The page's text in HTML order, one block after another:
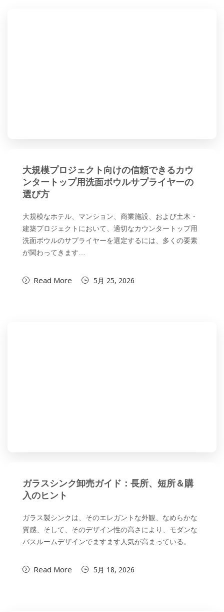
大規模プロジェクト向けの信頼できるカウ
ンタートップ用洗面ボウルサプライヤーの
選び方
大規模なホテル、マンション、商業施設、および土木・
建築プロジェクトにおいて、適切なカウンタートップ用
洗面ボウルのサプライヤーを選定するには、多くの要素
が関わってきます…
Read More 5月 25, 2026
ガラスシンク卸売ガイド：長所、短所＆購
入のヒント
ガラス製シンクは、そのエレガントな外観、なめらかな
質感、そして、そのデザイン性の高さにより、モダンな
バスルームデザインでますます人気が高まっている。
Read More 5月 18, 2026